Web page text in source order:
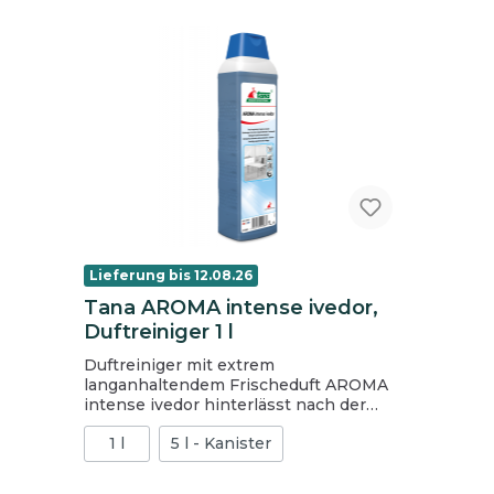
Lieferung bis 12.08.26
Tana AROMA intense ivedor,
Duftreiniger 1 l
Duftreiniger mit extrem
langanhaltendem Frischeduft AROMA
intense ivedor hinterlässt nach der
Reinigung einen langanhaltenden,
frischen Meeresduft kombiniert mit
Noten von Rose, Jasmin, Moschus und
1 l 5 l - Kanister